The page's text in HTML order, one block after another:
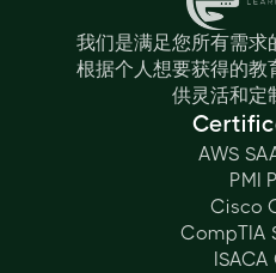
我们是满足您所有需求
根据个人想要获得的教
供灵活和定
AWS
PMI
Cisco
CompTIA
ISACA